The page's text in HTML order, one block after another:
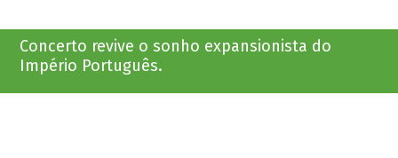
Concerto revive o sonho expansionista do
Império Português.